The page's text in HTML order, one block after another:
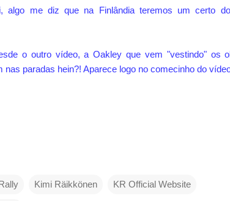
algo me diz que na Finlândia teremos um certo
o outro vídeo, a Oakley que vem "vestindo" os
paradas hein?! Aparece logo no comecinho do
Kimi Räikkönen KR Official Website